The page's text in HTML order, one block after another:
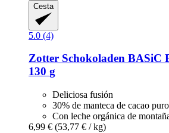
Cesta
5.0 (4)
Zotter Schokoladen BASiC
130 g
Deliciosa fusión
30% de manteca de cacao puro
Con leche orgánica de
6,99 € (53,77 € / kg)